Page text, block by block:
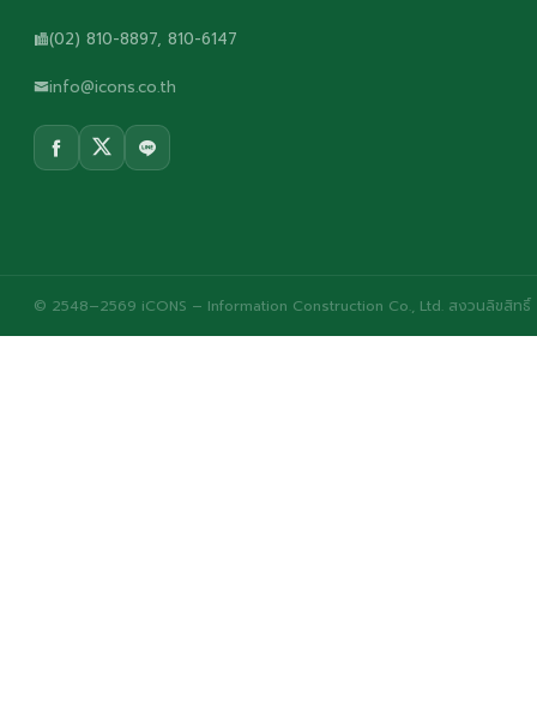
(02) 810-8897, 810-6147
info@icons.co.th
© 2548–2569 iCONS – Information Construction Co., Ltd. สงวนลิขสิทธิ์